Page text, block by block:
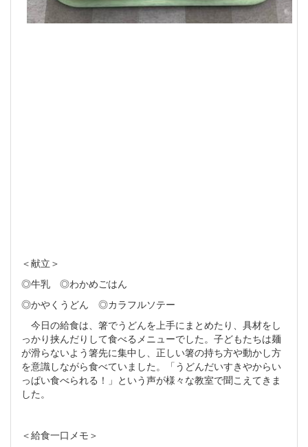
＜献立＞
◎牛乳 ◎わかめごはん
◎かやくうどん ◎カラフルソテー
今日の給食は、箸でうどんを上手にまとめたり、具材をし
っかり挟んだりして食べるメニューでした。子どもたちは麺
が滑らないよう箸先に集中し、正しい箸の持ち方や動かし方
を意識しながら食べていました。「うどんだいすきやからい
っぱい食べられる！」という声が様々な教室で聞こえてきま
した。
＜給食一口メモ＞